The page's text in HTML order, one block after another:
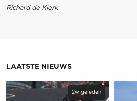
Richard de Klerk
LAATSTE NIEUWS
2w geleden